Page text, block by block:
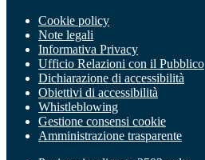
Cookie policy
Note legali
Informativa Privacy
Ufficio Relazioni con il Pubblico
Dichiarazione di accessibilità
Obiettivi di accessibilità
Whistleblowing
Gestione consensi cookie
Amministrazione trasparente